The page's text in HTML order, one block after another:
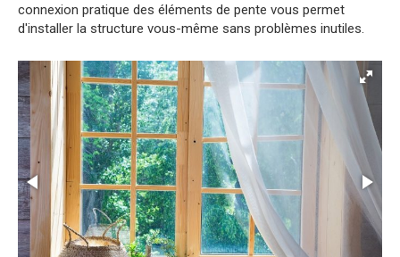
connexion pratique des éléments de pente vous permet
d'installer la structure vous-même sans problèmes inutiles.